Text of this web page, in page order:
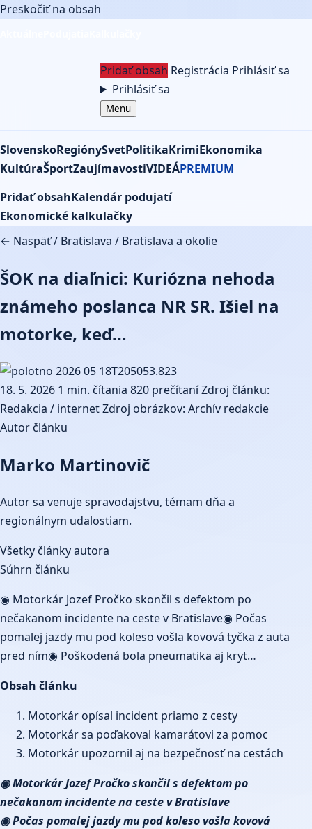
Preskočiť na obsah
Pridať obsah Registrácia Prihlásiť sa
Prihlásiť sa
Menu
SlovenskoRegiónySvetPolitikaKrimiEkonomika
KultúraŠportZaujímavostiVIDEÁPREMIUM
Pridať obsahKalendár podujatí
Ekonomické kalkulačky
← Naspäť/ Bratislava / Bratislava a okolie
ŠOK na diaľnici: Kuriózna nehoda
známeho poslanca NR SR. Išiel na
motorke, keď…
18. 5. 2026 1 min. čítania 820 prečítaníZdroj článku:
Redakcia / internetZdroj obrázkov: Archív redakcie
Autor článku
Marko Martinovič
Autor sa venuje spravodajstvu, témam dňa a
regionálnym udalostiam.
Všetky články autora
Súhrn článku
◉ Motorkár Jozef Pročko skončil s defektom po
nečakanom incidente na ceste v Bratislave◉ Počas
pomalej jazdy mu pod koleso vošla kovová tyčka z auta
pred ním◉ Poškodená bola pneumatika aj kryt…
Obsah článku
Motorkár opísal incident priamo z cesty
Motorkár sa poďakoval kamarátovi za pomoc
Motorkár upozornil aj na bezpečnosť na cestách
◉ Motorkár Jozef Pročko skončil s defektom po
nečakanom incidente na ceste v Bratislave
◉ Počas pomalej jazdy mu pod koleso vošla kovová